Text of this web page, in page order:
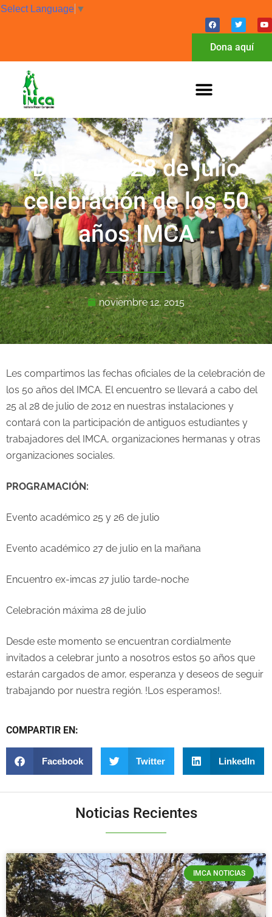
Select Language ▼
Dona aquí
Del 25 al 28 de julio
celebración de los 50
años IMCA
noviembre 12, 2015
Les compartimos las fechas oficiales de la celebración de
los 50 años del IMCA. El encuentro se llevará a cabo del
25 al 28 de julio de 2012 en nuestras instalaciones y
contará con la participación de antiguos estudiantes y
trabajadores del IMCA, organizaciones hermanas y otras
organizaciones sociales.
PROGRAMACIÓN:
Evento académico 25 y 26 de julio
Evento académico 27 de julio en la mañana
Encuentro ex-imcas 27 julio tarde-noche
Celebración máxima 28 de julio
Desde este momento se encuentran cordialmente
invitados a celebrar junto a nosotros estos 50 años que
estarán cargados de amor, esperanza y deseos de seguir
trabajando por nuestra región. !Los esperamos!.
COMPARTIR EN:
Facebook Twitter LinkedIn
Noticias Recientes
IMCA NOTICIAS